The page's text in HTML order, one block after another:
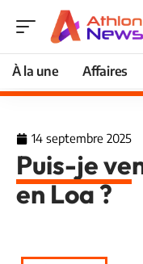
À la une Affaires
14 septembre 2025
Puis-je
en Loa ?